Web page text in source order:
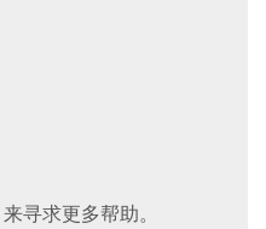
来寻求更多帮助。